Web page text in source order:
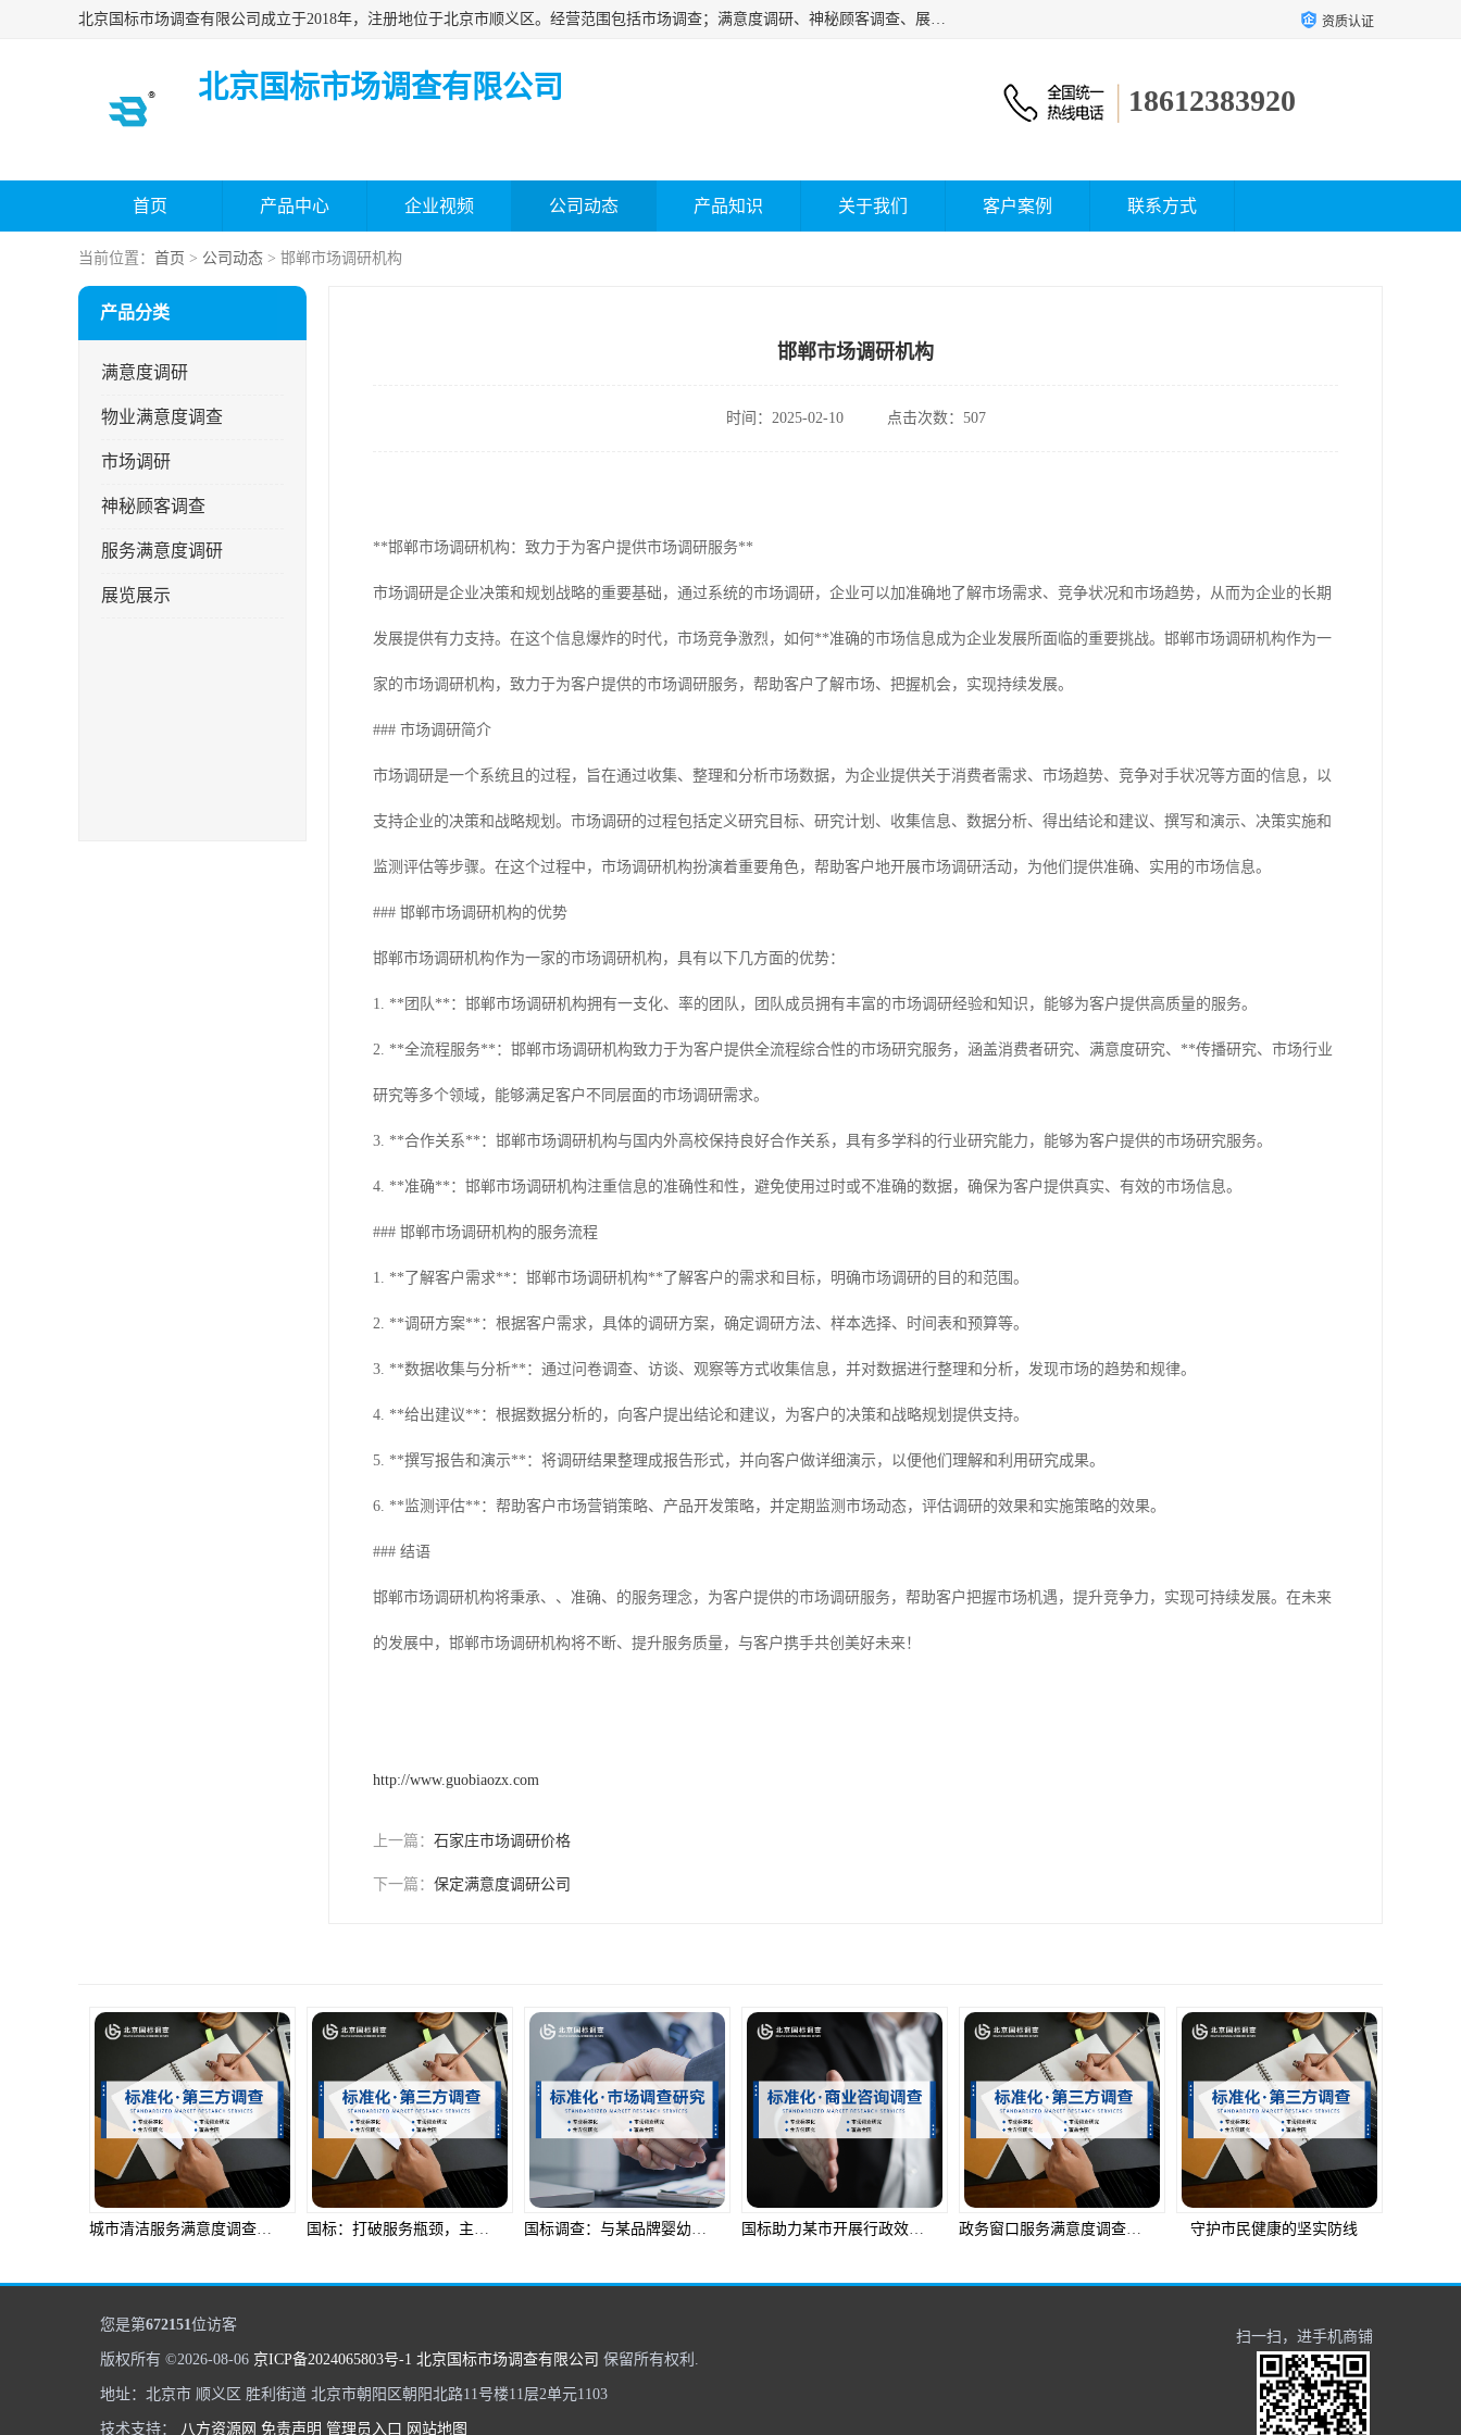
北京国标市场调查有限公司成立于2018年，注册地位于北京市顺义区。经营范围包括市场调查；满意度调研、神秘顾客调查、展览展示等；房地产信息咨询。 资质认证
北京国标市场调查有限公司 18612383920
首页 产品中心 企业视频 公司动态 产品知识 关于我们 客户案例 联系方式
当前位置： 首页 > 公司动态 > 邯郸市场调研机构
产品分类
满意度调研
物业满意度调查
市场调研
神秘顾客调查
服务满意度调研
展览展示
邯郸市场调研机构
时间：2025-02-10 点击次数：507
**邯郸市场调研机构：致力于为客户提供市场调研服务**
市场调研是企业决策和规划战略的重要基础，通过系统的市场调研，企业可以加准确地了解市场需求、竞争状况和市场趋势，从而为企业的长期
发展提供有力支持。在这个信息爆炸的时代，市场竞争激烈，如何**准确的市场信息成为企业发展所面临的重要挑战。邯郸市场调研机构作为一
家的市场调研机构，致力于为客户提供的市场调研服务，帮助客户了解市场、把握机会，实现持续发展。
### 市场调研简介
市场调研是一个系统且的过程，旨在通过收集、整理和分析市场数据，为企业提供关于消费者需求、市场趋势、竞争对手状况等方面的信息，以
支持企业的决策和战略规划。市场调研的过程包括定义研究目标、研究计划、收集信息、数据分析、得出结论和建议、撰写和演示、决策实施和
监测评估等步骤。在这个过程中，市场调研机构扮演着重要角色，帮助客户地开展市场调研活动，为他们提供准确、实用的市场信息。
### 邯郸市场调研机构的优势
邯郸市场调研机构作为一家的市场调研机构，具有以下几方面的优势：
1. **团队**：邯郸市场调研机构拥有一支化、率的团队，团队成员拥有丰富的市场调研经验和知识，能够为客户提供高质量的服务。
2. **全流程服务**：邯郸市场调研机构致力于为客户提供全流程综合性的市场研究服务，涵盖消费者研究、满意度研究、**传播研究、市场行业
研究等多个领域，能够满足客户不同层面的市场调研需求。
3. **合作关系**：邯郸市场调研机构与国内外高校保持良好合作关系，具有多学科的行业研究能力，能够为客户提供的市场研究服务。
4. **准确**：邯郸市场调研机构注重信息的准确性和性，避免使用过时或不准确的数据，确保为客户提供真实、有效的市场信息。
### 邯郸市场调研机构的服务流程
1. **了解客户需求**：邯郸市场调研机构**了解客户的需求和目标，明确市场调研的目的和范围。
2. **调研方案**：根据客户需求，具体的调研方案，确定调研方法、样本选择、时间表和预算等。
3. **数据收集与分析**：通过问卷调查、访谈、观察等方式收集信息，并对数据进行整理和分析，发现市场的趋势和规律。
4. **给出建议**：根据数据分析的，向客户提出结论和建议，为客户的决策和战略规划提供支持。
5. **撰写报告和演示**：将调研结果整理成报告形式，并向客户做详细演示，以便他们理解和利用研究成果。
6. **监测评估**：帮助客户市场营销策略、产品开发策略，并定期监测市场动态，评估调研的效果和实施策略的效果。
### 结语
邯郸市场调研机构将秉承、、准确、的服务理念，为客户提供的市场调研服务，帮助客户把握市场机遇，提升竞争力，实现可持续发展。在未来
的发展中，邯郸市场调研机构将不断、提升服务质量，与客户携手共创美好未来！
http://www.guobiaozx.com
上一篇： 石家庄市场调研价格
下一篇： 保定满意度调研公司
城市清洁服务满意度调查，探求满意之道 国标：打破服务瓶颈，主力服务品质升级 国标调查：与某品牌婴幼儿奶粉共筑食品安全防线 国标助力某市开展行政效率满意度调查 政务窗口服务满意度调查：获取民意的科学之道 守护市民健康的坚实防线
您是第672151位访客
版权所有 ©2026-08-06 京ICP备2024065803号-1 北京国标市场调查有限公司 保留所有权利.
地址：北京市 顺义区 胜利街道 北京市朝阳区朝阳北路11号楼11层2单元1103
技术支持： 八方资源网 免责声明 管理员入口 网站地图
扫一扫，进手机商铺